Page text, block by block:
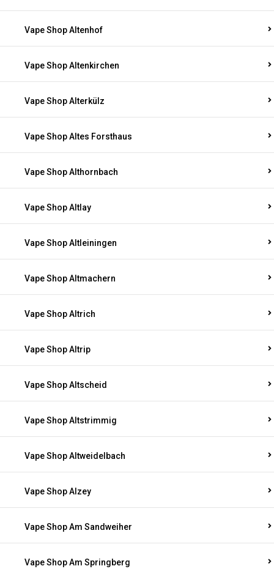
Vape Shop Altenhof
Vape Shop Altenkirchen
Vape Shop Alterkülz
Vape Shop Altes Forsthaus
Vape Shop Althornbach
Vape Shop Altlay
Vape Shop Altleiningen
Vape Shop Altmachern
Vape Shop Altrich
Vape Shop Altrip
Vape Shop Altscheid
Vape Shop Altstrimmig
Vape Shop Altweidelbach
Vape Shop Alzey
Vape Shop Am Sandweiher
Vape Shop Am Springberg